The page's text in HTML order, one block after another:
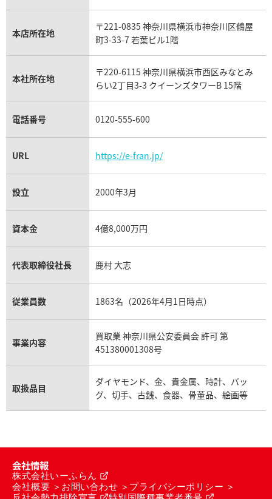
カルティエ買取
フランク ミュラー買取
リシャール・ミル買取
パネライ買取
チューダー（チュードル）買取
本店所在地
〒221-0835 神奈川県横浜市神奈川区鶴屋
町3-33-7 若葉ビル1階
本社所在地
〒220-6115 神奈川県横浜市西区みなとみ
らい2丁目3-3 クイーンズタワーB 15階
電話番号 0120-555-600
URL https://e-fran.jp/
設立 2000年3月
資本金 4億8,000万円
代表取締役社長 鹿村 大志
従業員数 1863名（2026年4月1日時点）
事業内容
買取業 神奈川県公安委員会 許可 第
451380001308号
取扱品目
ダイヤモンド、金、貴金属、時計、バッ
グ、切手、古銭、食器、骨董品、絵画等
会社情報
株式会社いーふらん
会社概要
お問い合わせ
プライバシーポリシー